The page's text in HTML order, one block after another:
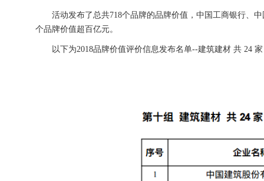
活动发布了总共718个品牌的品牌价值，中国工商银行、中
个品牌价值超百亿元。
以下为2018品牌价值评价信息发布名单--建筑建材 共 24 家